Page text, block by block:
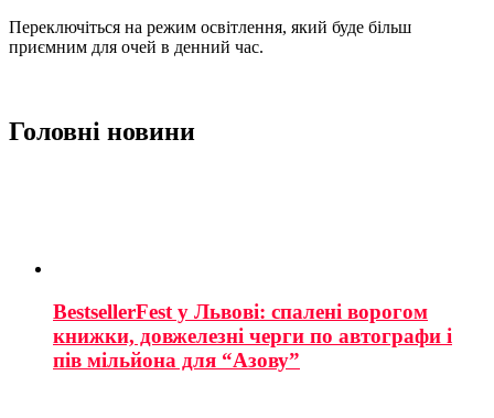
Переключіться на режим освітлення, який буде більш
приємним для очей в денний час.
Головні новини
BestsellerFest у Львові: спалені ворогом
книжки, довжелезні черги по автографи і
пів мільйона для “Азову”